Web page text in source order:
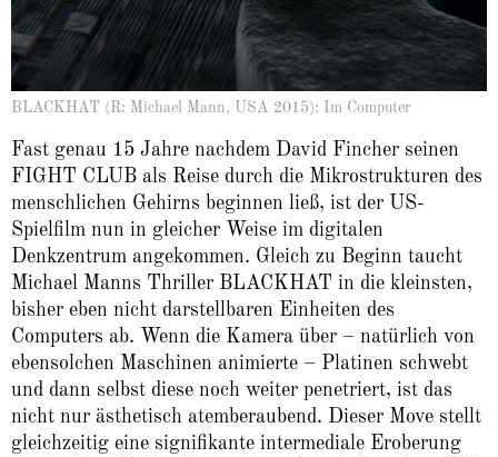
BLACKHAT (R: Michael Mann, USA 2015): Im Computer
Fast genau 15 Jahre nachdem David Fincher seinen
FIGHT CLUB als Reise durch die Mikrostrukturen des
menschlichen Gehirns beginnen ließ, ist der US-
Spielfilm nun in gleicher Weise im digitalen
Denkzentrum angekommen. Gleich zu Beginn taucht
Michael Manns Thriller BLACKHAT in die kleinsten,
bisher eben nicht darstellbaren Einheiten des
Computers ab. Wenn die Kamera über – natürlich von
ebensolchen Maschinen animierte – Platinen schwebt
und dann selbst diese noch weiter penetriert, ist das
nicht nur ästhetisch atemberaubend. Dieser Move stellt
gleichzeitig eine signifikante intermediale Eroberung